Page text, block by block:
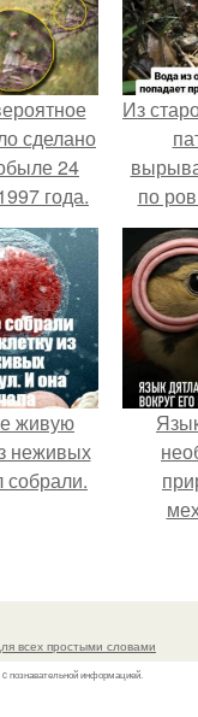
сделано
24
года.
Из
по
точно
живую
неживых
собрали.
всех простыми словами
познавательной информацией.